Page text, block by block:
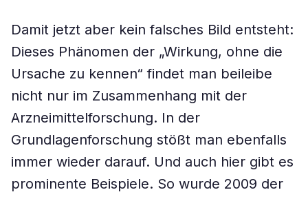
Damit jetzt aber kein falsches Bild entsteht:
Dieses Phänomen der „Wirkung, ohne die
Ursache zu kennen“ findet man beileibe
nicht nur im Zusammenhang mit der
Arzneimittelforschung. In der
Grundlagenforschung stößt man ebenfalls
immer wieder darauf. Und auch hier gibt es
prominente Beispiele. So wurde 2009 der